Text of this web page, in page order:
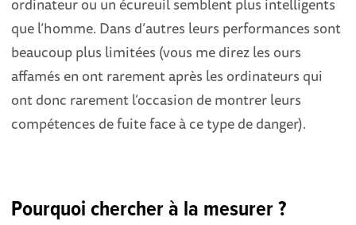
que l’homme. Dans d’autres leurs performances sont
beaucoup plus limitées (vous me direz les ours
affamés en ont rarement après les ordinateurs qui
ont donc rarement l’occasion de montrer leurs
compétences de fuite face à ce type de danger).
Pourquoi chercher à la mesurer ?